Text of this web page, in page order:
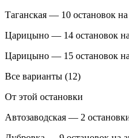
Таганская — 10 остановок
Царицыно — 14 остановок
Царицыно — 15 остановок
Все варианты (12)
От этой остановки
Автозаводская — 2